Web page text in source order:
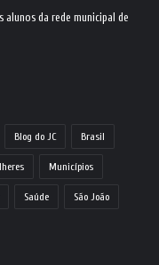
da rede municipal de
Blog do JC Brasil
Municípios
Saúde São João